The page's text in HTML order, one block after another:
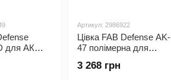
для АК
Артикул: 2986922
Цівка FAB Defense AK-
47 полімерна для
3 268 грн